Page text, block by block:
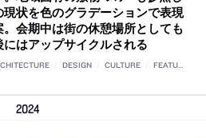
状を色のグラデーションで表現
会期中は街の休憩場所としても
はアップサイクルされる
DESIGN CULTURE FEATURE
2024